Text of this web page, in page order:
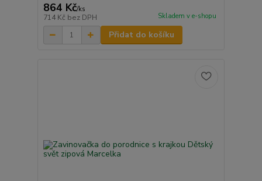
864 Kč/ks
714 Kč bez DPH Skladem v e-shopu
Přidat do košíku